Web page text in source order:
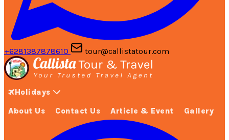
+6281387878610 tour@callistatour.com
Holidays
About Us Contact Us Article & Event Gallery